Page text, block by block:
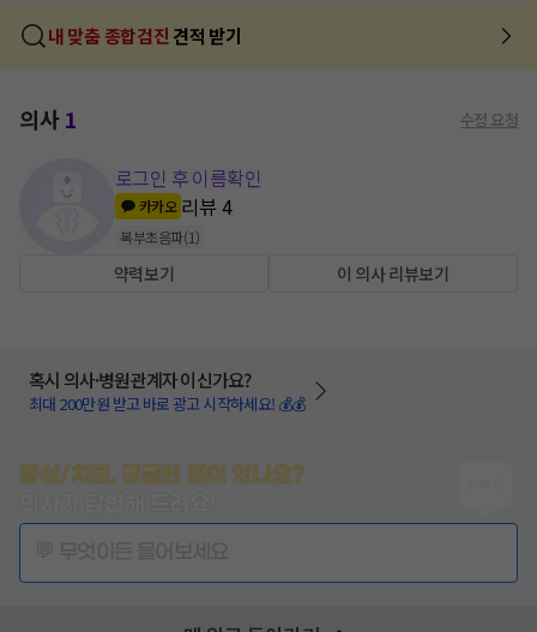
내 맞춤 종합검진 견적 받기
의사1 수정 요청
로그인 후 이름확인
카카오 리뷰4
복부초음파(1)
약력보기 이 의사 리뷰보기
혹시 의사·병원관계자 이신가요?
최대 200만원 받고 바로 광고 시작하세요! 💰💰
증상/치료, 궁금한 점이 있나요?